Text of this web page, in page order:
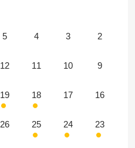
2
3
4
5
9
10
11
12
16
17
18
19
23
24
25
26